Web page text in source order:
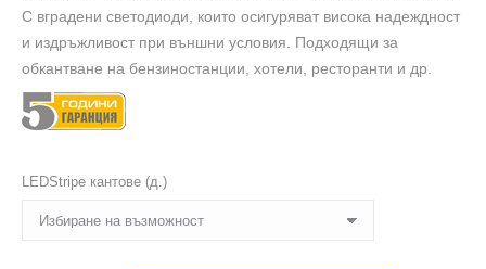
С вградени светодиоди, които осигуряват висока надеждност
и издръжливост при външни условия. Подходящи за
обкантване на бензиностанции, хотели, ресторанти и др.
LEDStripe кантове (д.)